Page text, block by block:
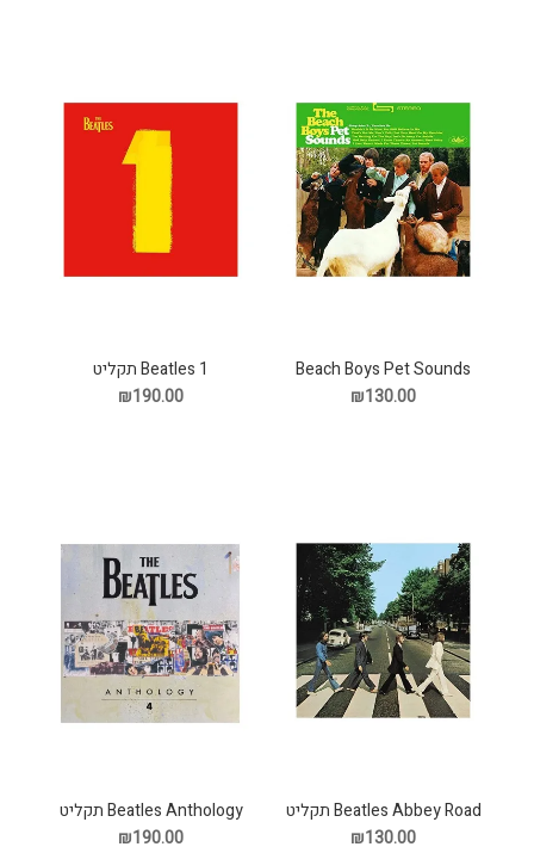
Beach Boys Pet Sounds
תקליט
₪130.00
Beatles 1 תקליט
₪190.00
Beatles Abbey Road תקליט
₪130.00
Beatles Anthology תקליט
₪190.00